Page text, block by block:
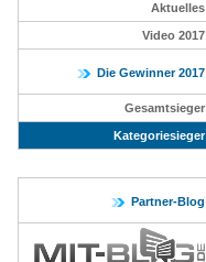
Aktuelles
Video 2017
Die Gewinner 2017
Gesamtsieger
Kategoriesieger
Partner-Blog